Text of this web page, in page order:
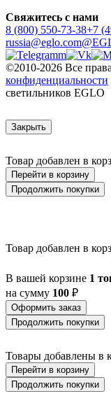
Свяжитесь с нами
8 (800) 550-73-38+7
russia@eglo.com
©2010-2026 Все
конфиденциальности
светильников EGLO
Закрыть
Товар добавлен в
Перейти в корзину
Продолжить покупки
Товар добавлен в
В вашей корзине 1
на сумму 100 ₽
Оформить заказ
Продолжить покупки
Товары добавлены в
Перейти в корзину
Продолжить покупки